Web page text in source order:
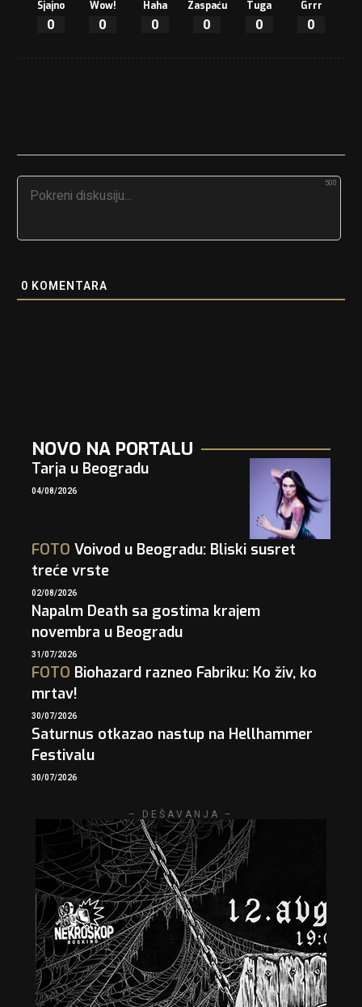
Sjajno
0
Wow!
0
Haha
0
Zaspaću
0
Tuga
0
Grrr
0
500
0 KOMENTARA
NOVO NA PORTALU
Tarja u Beogradu
04/08/2026
FOTO Voivod u Beogradu: Bliski susret
treće vrste
02/08/2026
Napalm Death sa gostima krajem
novembra u Beogradu
31/07/2026
FOTO Biohazard razneo Fabriku: Ko živ, ko
mrtav!
30/07/2026
Saturnus otkazao nastup na Hellhammer
Festivalu
30/07/2026
– DEŠAVANJA –